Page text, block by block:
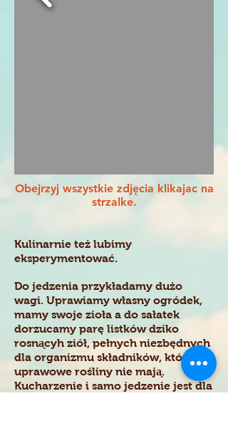
Obejrzyj wszystkie zdjęcia klikajac na
strzalke.
Kulinarnie też lubimy
eksperymentować.
Do jedzenia przykładamy dużo
wagi. Uprawiamy własny ogródek,
mamy swoje zioła a do sałatek
dorzucamy parę listków dziko
rosnᶏcyh ziół, pełnych niezbędnych
dla organizmu składników, których
uprawowe rośliny nie majᶏ.
Kucharzenie i samo jedzenie jest dla